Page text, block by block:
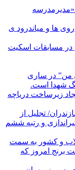
«مدیرمدرسه
ها و میاندرود ی
در مسابقات اسکیت
من” در ساری
شهدا است.
ایجاد زیرساخت دریاچه
تجلیل از
و رتبه ششم
و کشور به سمت
برنج امروز که